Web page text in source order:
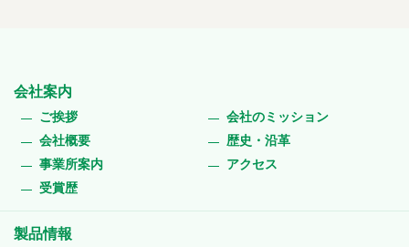
会社案内
ご挨拶
会社のミッション
会社概要
歴史・沿革
事業所案内
アクセス
受賞歴
製品情報